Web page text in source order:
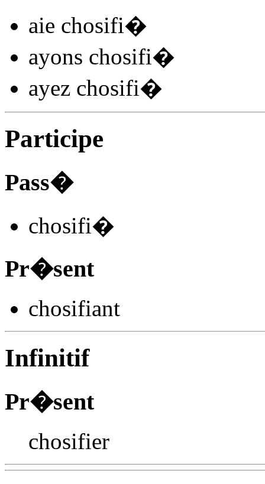
aie chosifi�
ayons chosifi�
ayez chosifi�
Participe
Pass�
chosifi�
Pr�sent
chosifiant
Infinitif
Pr�sent
chosifier